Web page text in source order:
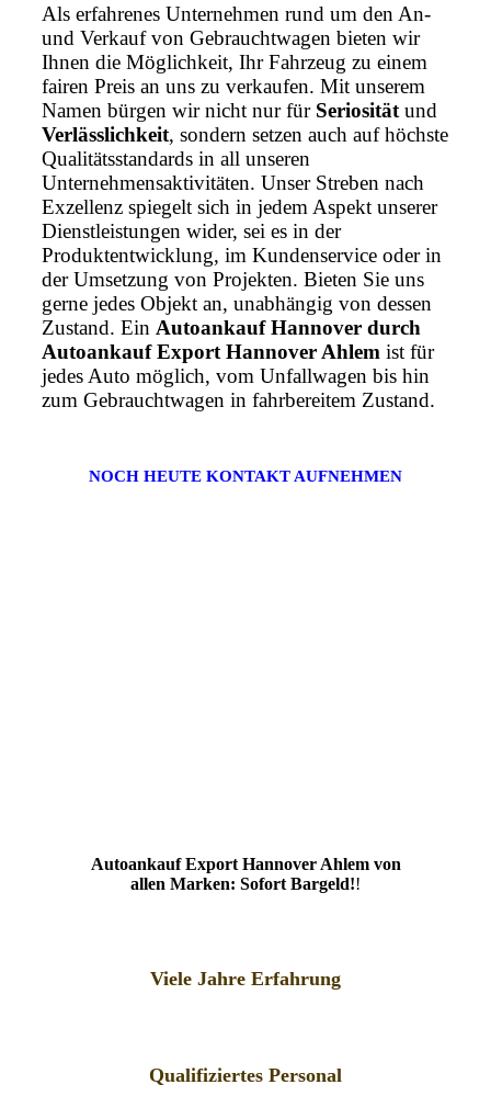
Als erfahrenes Unternehmen rund um den An-
und Verkauf von Gebrauchtwagen bieten wir
Ihnen die Möglichkeit, Ihr Fahrzeug zu einem
fairen Preis an uns zu verkaufen. Mit unserem
Namen bürgen wir nicht nur für Seriosität und
Verlässlichkeit, sondern setzen auch auf höchste
Qualitätsstandards in all unseren
Unternehmensaktivitäten. Unser Streben nach
Exzellenz spiegelt sich in jedem Aspekt unserer
Dienstleistungen wider, sei es in der
Produktentwicklung, im Kundenservice oder in
der Umsetzung von Projekten. Bieten Sie uns
gerne jedes Objekt an, unabhängig von dessen
Zustand. Ein Autoankauf Hannover durch
Autoankauf Export Hannover Ahlem ist für
jedes Auto möglich, vom Unfallwagen bis hin
zum Gebrauchtwagen in fahrbereitem Zustand.
NOCH HEUTE KONTAKT AUFNEHMEN
Autoankauf Export Hannover Ahlem von
allen Marken: Sofort Bargeld!!
Viele Jahre Erfahrung
Qualifiziertes Personal